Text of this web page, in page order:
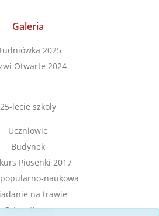
Galeria
2025
Otwarte 2024
25-lecie szkoły
Uczniowie
Budynek
Piosenki 2017
naukowa
na trawie
Odwyrtkowo